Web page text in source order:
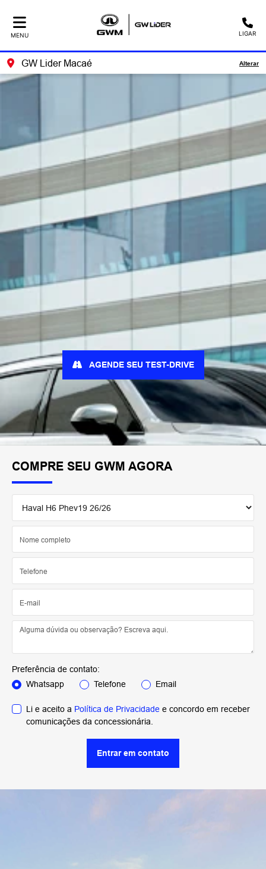
MENU LIGAR
GW Lider Macaé Alterar
COMPRE SEU GWM AGORA
Preferência de contato:
Whatsapp
Telefone Email
Li e aceito a Política de Privacidade e concordo em receber
comunicações da concessionária.
Entrar em contato
AGENDE SEU TEST-DRIVE